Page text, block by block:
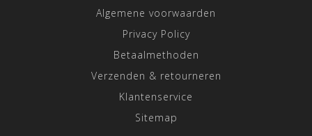
Algemene voorwaarden
Privacy Policy
Betaalmethoden
Verzenden & retourneren
Klantenservice
Sitemap